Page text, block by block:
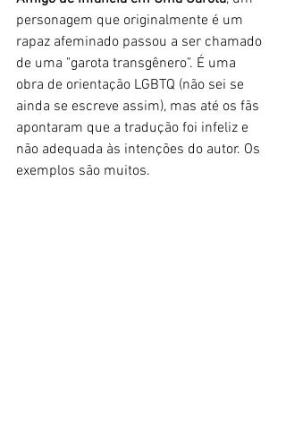
personagem que originalmente é um
rapaz afeminado passou a ser chamado
de uma "garota transgênero". É uma
obra de orientação LGBTQ (não sei se
ainda se escreve assim), mas até os fãs
apontaram que a tradução foi infeliz e
não adequada às intenções do autor. Os
exemplos são muitos.